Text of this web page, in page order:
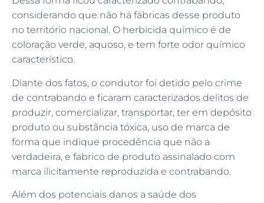
considerando que não há fábricas desse produto
no território nacional. O herbicida químico é de
coloração verde, aquoso, e tem forte odor químico
característico.
Diante dos fatos, o condutor foi detido pelo crime
de contrabando e ficaram caracterizados delitos de
produzir, comercializar, transportar, ter em depósito
produto ou substância tóxica, uso de marca de
forma que indique procedência que não a
verdadeira, e fabrico de produto assinalado com
marca ilicitamente reproduzida e contrabando.
Além dos potenciais danos a saúde dos